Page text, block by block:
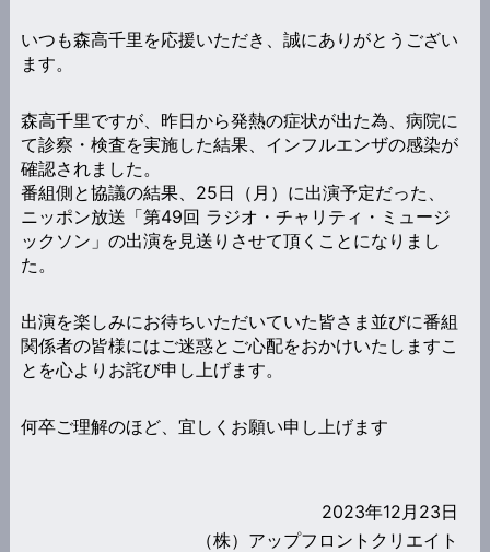
いつも森高千里を応援いただき、誠にありがとうござい
ます。
森高千里ですが、昨日から発熱の症状が出た為、病院に
て診察・検査を実施した結果、インフルエンザの感染が
確認されました。
番組側と協議の結果、25日（月）に出演予定だった、
ニッポン放送「第49回 ラジオ・チャリティ・ミュージ
ックソン」の出演を見送りさせて頂くことになりまし
た。
出演を楽しみにお待ちいただいていた皆さま並びに番組
関係者の皆様にはご迷惑とご心配をおかけいたしますこ
とを心よりお詫び申し上げます。
何卒ご理解のほど、宜しくお願い申し上げます
2023年12月23日
（株）アップフロントクリエイト